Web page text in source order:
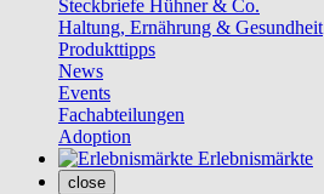
Steckbriefe Hühner & Co.
Haltung, Ernährung & Gesundheit
Produkttipps
News
Events
Fachabteilungen
Adoption
Erlebnismärkte
close